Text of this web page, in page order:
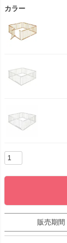
カラー
販売期間